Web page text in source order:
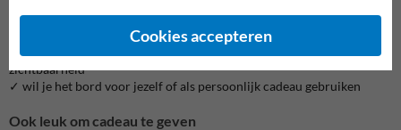
✓ hangt het bord aan een brede muur, poort of gevel
✓ moet het vooral decoratief zijn of ook extra opvallen
✓ kies je liever voor een subtieler formaat of voor meer
zichtbaarheid
✓ wil je het bord voor jezelf of als persoonlijk cadeau gebruiken
Ook leuk om cadeau te geven
Cookies accepteren